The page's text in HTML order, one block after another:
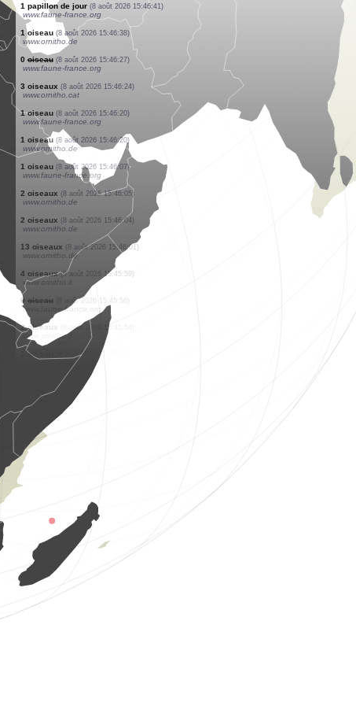
1 oiseau (8 août 2026 15:47:19)
www.ornitho.de
1 oiseau (8 août 2026 15:47:06)
www.faune-france.org
0oiseau (8 août 2026 15:47:02)
www.ornitho.cat
1 oiseau (8 août 2026 15:46:57)
www.ornitho.it
1 oiseau (8 août 2026 15:46:55)
www.faune-france.org
1 reptile (8 août 2026 15:46:54)
www.faune-france.org
1 oiseau (8 août 2026 15:46:52)
www.faune-france.org
1 oiseau (8 août 2026 15:46:51)
www.ornitho.pl
1 coléoptère (8 août 2026 15:46:44)
www.faune-france.org
1 papillon de jour (8 août 2026 15:46:41)
www.faune-france.org
1 oiseau (8 août 2026 15:46:38)
www.ornitho.de
0 oiseau (8 août 2026 15:46:27)
www.faune-france.org
3 oiseaux (8 août 2026 15:46:24)
www.ornitho.cat
1 oiseau (8 août 2026 15:46:20)
www.faune-france.org
(8 août 2026 15:46:20)
www.ornitho.de
1 oiseau (8 août 2026 15:46:07)
www.faune-france.org
2 oiseaux
www.ornitho.de
2 oiseaux
www.ornitho.de
13 oiseaux (8 août 2026 15:46:01)
(8 août 2026 15:45:59)
www.ornitho.it
oiseau (8 août 2026 15:45:56)
www.faune-france.org
2 oiseaux (8 août 2026 15:45:54)
www.ornitho.it
(8 août 2026 15:45:53)
www.faune-france.org